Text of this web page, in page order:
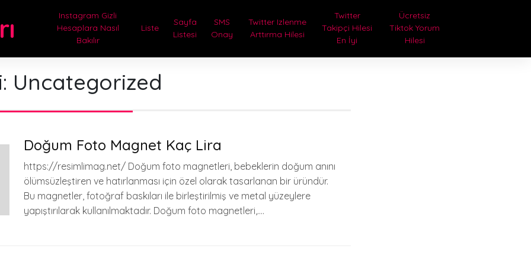
Instagram Gizli
Hesaplara Nasıl
Bakılır
Liste
Sayfa
Listesi
SMS
Onay
Twitter Izlenme
Arttırma Hilesi
Twitter
Takipçi Hilesi
En İyi
Ücretsiz
Tiktok Yorum
Hilesi
Uncategorized
Doğum Foto Magnet Kaç Lira
https://resimlimag.net/ Doğum foto magnetleri, bebeklerin doğum anını
ölümsüzleştiren ve hatırlanması için özel olarak tasarlanan bir üründür.
Bu magnetler, fotoğraf baskıları ile birleştirilmiş ve metal yüzeylere
yapıştırılarak kullanılmaktadır. Doğum foto magnetleri,….